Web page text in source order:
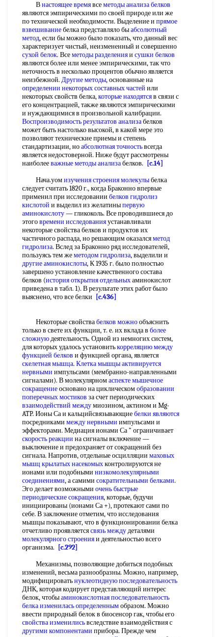
Внастоящее времявсеметоды анализа белков
являются эмпирическими по своей природе или же
по технической необходимости. Выделение и прямое
взвешиваниебелка представляло быабсолютный
метод, если бы можно было показать, что данный вес
характеризует чистый, неизмененный и совершенно
сухой белок. Всеметоды разделенияи сушки белков
являются более или менее эмпирическими, так что
неточность в несколько процентов обычно является
неизбежной. Другие методы, основанные на
определении некоторыхсоставных частей или
некоторых свойств белка,которые находятсяв связи с
его концентрацией, также являются эмпирическими
и нуждающимися в произвольной калибрации.
Воспроизводимость результатов анализабелков
может быть настолько высокой, в какой мере это
позволяют технические приемы и степень
стандартизации, ноабсолютная точностьвсегда
является недостоверной. Ниже будут рассмотрены
наиболееважные методы анализабелков.
[c.14]
Нача.уомизучения строения молекулыбелка
следует считать 1820 г., когда Браконно впервые
применил при исследовании белков гидролиз
кислотой и выделил из желатиныпервую
аминокислоту— гликоколь. Все проводившиеся до
этоговремени исследованияустанавливали
некоторые свойства белков и продуктов их
частичного распада, но решающим оказалсяметод
гидролиза. Вслед за Браконно ряд исследователей,
пользуясь тем жеметодом гидролиза, выделили и
другие аминокислоты, К 1935 г. было полностью
завершено установление качественного состава
белков (история открытия отдельныхаминокислот
приведена в табл. 1). В результате этих работ было
выяснено, что все белки
[c.436]
Некоторые свойствабелков можнообъяснить
только в свете их функции, т. е. их вклада в более
сложнуюдеятельность. Одной из немногих систем,
для которых удалось установитькорреляцию между
функцией белков и функцией органа, является
скелетная мышца. Клетка мышцыактивируется
нервными импульсами (мембранно-направленными
сигналами). В молекулярномаспекте мышечное
сокращениеосновано на циклическомобразовании
поперечных мостиков за счет периодических
взаимодействий междумиозином, актином и Mg-
ATP. Ионы Са и кальцийсвязывающиебелки являются
посредниками между нервными импульсами и
эффекторами. Медиация ионами Са " ограничивает
скорость реакции на сигналы включение —
выключение и предохраняет от сокращений без
сигнала. Напротив, отдельные осцилляции маховых
мышц крылатых насекомыхконтролируются не
ионами или подобными низкомолекулярными
соединениями, а самими сократительными белками.
Эго делает возможными очень быстрые
периодические сокращения, которые, будучи
инициированы (ионами Са +), протекают сами по
себе. В заключение отметим, что исследования
мышцы показывают, что в функционировании белка
отчетливо проявляетсясвязь междудеталями
молекулярного строенияи деятельностью всего
организма.
[c.292]
Механизмы, позволяющие добиться подобных
изменений, весьма разнообразны. Можно, например,
модифицироватьнуклеотидную последовательность
ДНК, которая кодирует представляющий интерес
белок, чтобыаминокислотная последовательность
белкаизменилась определеннымобразом. Можно
ввести природный белок в биосенсор гак, чтобы его
свойства изменилисьвследствие взаимодействия с
другими компонентами прибора. Прежде чем